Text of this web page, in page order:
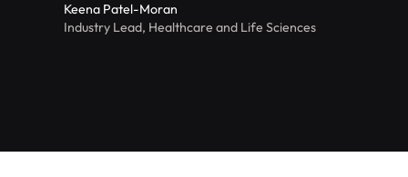
Keena Patel-Moran
Industry Lead, Healthcare and Life Sciences